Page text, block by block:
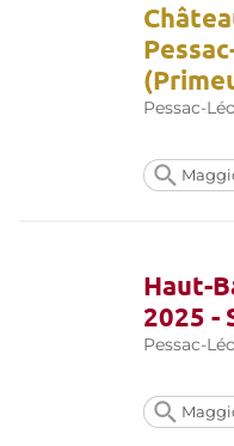
Pessac-
Haut-
2025 -
Pessac-